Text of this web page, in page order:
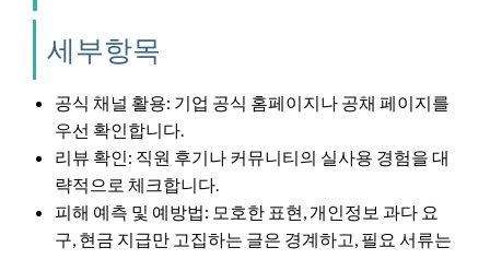
세부항목
공식 채널 활용: 기업 공식 홈페이지나 공채 페이지를
우선 확인합니다.
리뷰 확인: 직원 후기나 커뮤니티의 실사용 경험을 대
략적으로 체크합니다.
피해 예측 및 예방법: 모호한 표현, 개인정보 과다 요
구, 현금 지급만 고집하는 글은 경계하고, 필요 서류는